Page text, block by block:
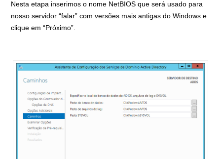
Nesta etapa inserimos o nome NetBIOS que será usado para
nosso servidor “falar” com versões mais antigas do Windows e
clique em “Próximo”.